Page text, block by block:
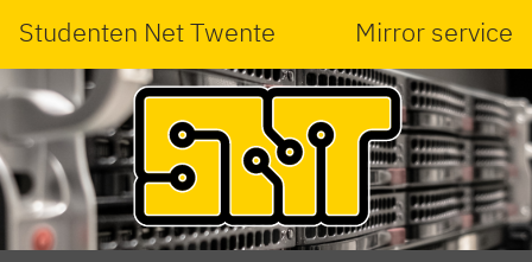
Studenten Net Twente Mirror service